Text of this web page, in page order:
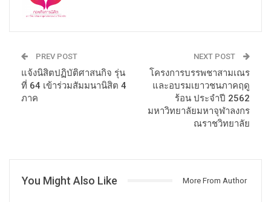
PREV POST
แจ้งนิสิตปฏิบัติศาสนกิจ รุ่น
ที่ 64 เข้าร่วมสัมมนานิสิต 4
ภาค
NEXT POST
โครงการบรรพชาสามเณร
และอบรมเยาวชนภาคฤดู
ร้อน ประจำปี 2562
มหาวิทยาลัยมหาจุฬาลงกร
ณราชวิทยาลัย
You Might Also Like More From Author